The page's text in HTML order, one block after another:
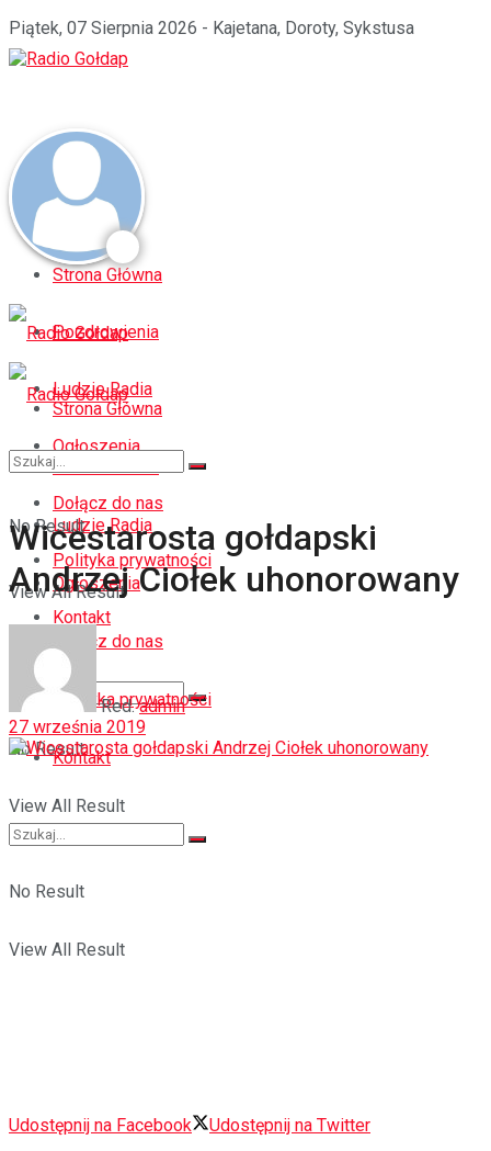
Piątek, 07 Sierpnia 2026 - Kajetana, Doroty, Sykstusa
Strona Główna
Pozdrowienia
Ludzie Radia
Ogłoszenia
Dołącz do nas
Polityka prywatności
Kontakt
No Result
View All Result
Strona Główna
Pozdrowienia
Ludzie Radia
Ogłoszenia
Dołącz do nas
Polityka prywatności
Kontakt
No Result
View All Result
No Result
View All Result
Wicestarosta gołdapski
Andrzej Ciołek uhonorowany
Red. admin
27 września 2019
Udostępnij na Facebook
Udostępnij na Twitter